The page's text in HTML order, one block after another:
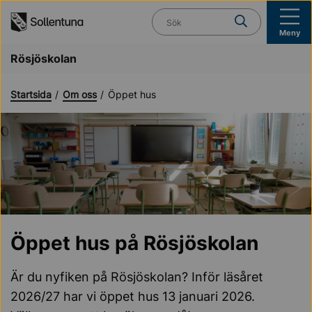
Vad söker du?
Meny
Rösjöskolan
Startsida Om oss Öppet hus
Öppet hus på Rösjöskolan
Är du nyfiken på Rösjöskolan? Inför läsåret
2026/27 har vi öppet hus 13 januari 2026.